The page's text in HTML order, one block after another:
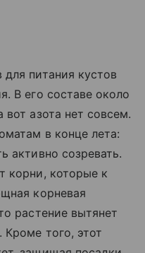
питания кустов
В его составе около
азота нет совсем.
в конце лета:
активно созревать.
корни, которые к
корневая
растение вытянет
того, этот